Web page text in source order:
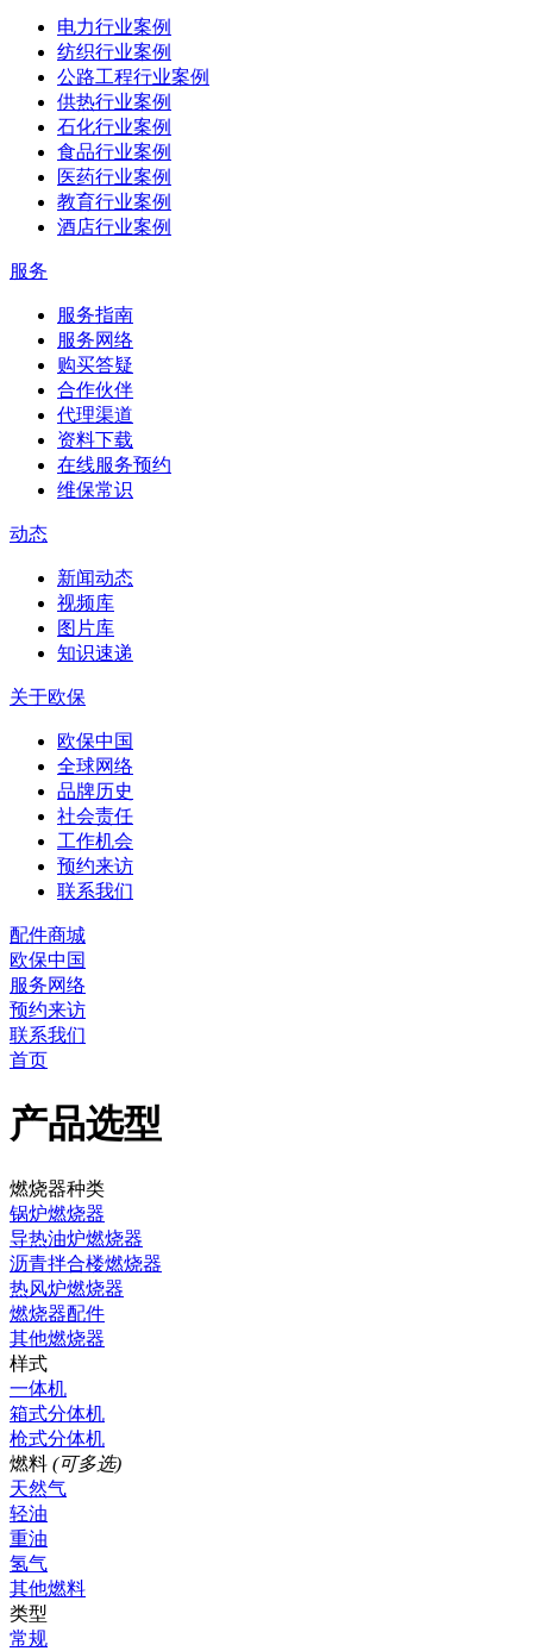
电力行业案例
纺织行业案例
公路工程行业案例
供热行业案例
石化行业案例
食品行业案例
医药行业案例
教育行业案例
酒店行业案例
服务
服务指南
服务网络
购买答疑
合作伙伴
代理渠道
资料下载
在线服务预约
维保常识
动态
新闻动态
视频库
图片库
知识速递
关于欧保
欧保中国
全球网络
品牌历史
社会责任
工作机会
预约来访
联系我们
配件商城
欧保中国
服务网络
预约来访
联系我们
首页
产品选型
燃烧器种类
锅炉燃烧器
导热油炉燃烧器
沥青拌合楼燃烧器
热风炉燃烧器
燃烧器配件
其他燃烧器
样式
一体机
箱式分体机
枪式分体机
燃料 (可多选)
天然气
轻油
重油
氢气
其他燃料
类型
常规